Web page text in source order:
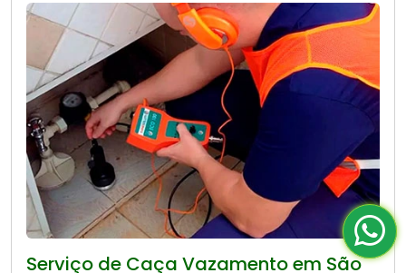
Serviço de Caça Vazamento em São